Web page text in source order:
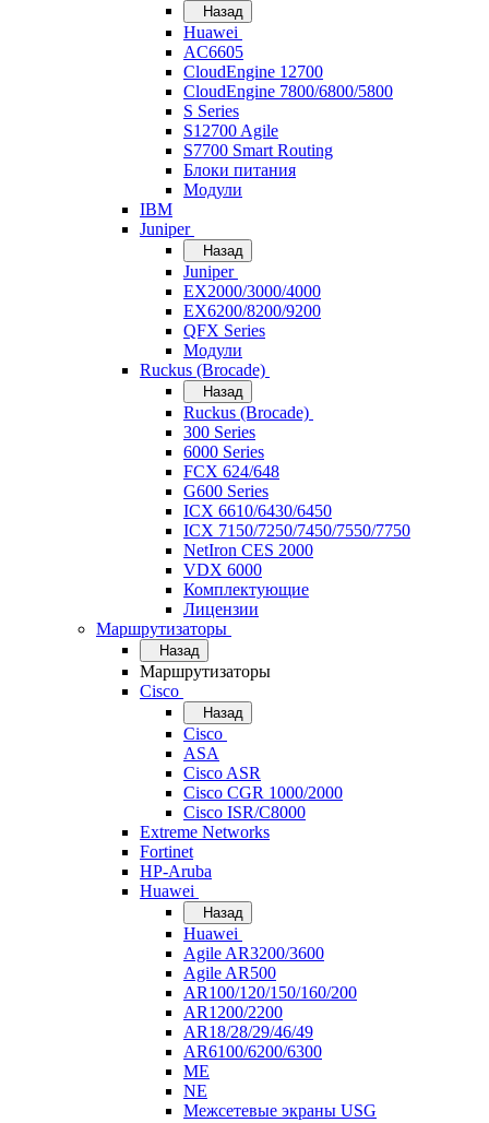
Назад
Huawei
AC6605
CloudEngine 12700
CloudEngine 7800/6800/5800
S Series
S12700 Agile
S7700 Smart Routing
Блоки питания
Модули
IBM
Juniper
Назад
Juniper
EX2000/3000/4000
EX6200/8200/9200
QFX Series
Модули
Ruckus (Brocade)
Назад
Ruckus (Brocade)
300 Series
6000 Series
FCX 624/648
G600 Series
ICX 6610/6430/6450
ICX 7150/7250/7450/7550/7750
NetIron CES 2000
VDX 6000
Комплектующие
Лицензии
Маршрутизаторы
Назад
Маршрутизаторы
Cisco
Назад
Cisco
ASA
Cisco ASR
Cisco CGR 1000/2000
Cisco ISR/С8000
Extreme Networks
Fortinet
HP-Aruba
Huawei
Назад
Huawei
Agile AR3200/3600
Agile AR500
AR100/120/150/160/200
AR1200/2200
AR18/28/29/46/49
AR6100/6200/6300
ME
NE
Межсетевые экраны USG